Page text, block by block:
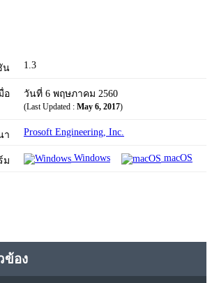
น 1.3
อ วันที่ 6 พฤษภาคม 2560
(Last Updated : May 6, 2017)
า Prosoft Engineering, Inc.
ม Windows macOS
ข้อง